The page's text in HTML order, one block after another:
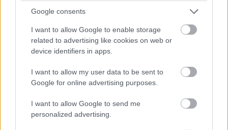
Google consents
I want to allow Google to enable storage
related to advertising like cookies on web or
device identifiers in apps.
I want to allow my user data to be sent to
Google for online advertising purposes.
I want to allow Google to send me
personalized advertising.
komolyra fordulnak, így hát beindul az X-aktákat
megszégyenítő nyomozás, hiszen az igazság ezúttal is
odaát van.